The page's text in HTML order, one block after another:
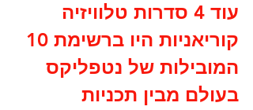
עוד 4 סדרות טלוויזיה
המובילות של נטפליקס
בעולם מבין תכניות